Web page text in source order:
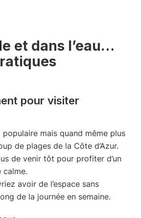
et dans l’eau…
pour visiter
populaire mais quand même plus
de plages de la Côte d’Azur.
de venir tôt pour profiter d’un
calme.
avoir de l’espace sans
de la journée en semaine.